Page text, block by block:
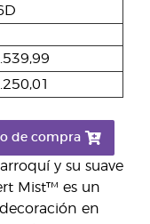
y su suave
Mist™ es un
en
de compra